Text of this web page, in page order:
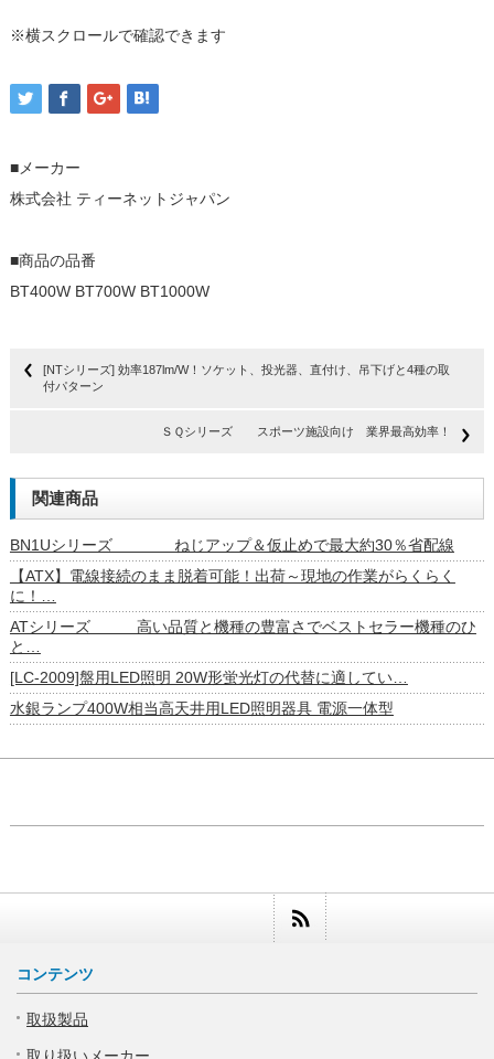
※横スクロールで確認できます
■メーカー
株式会社 ティーネットジャパン
■商品の品番
BT400W BT700W BT1000W
[NTシリーズ] 効率187lm/W！ソケット、投光器、直付け、吊下げと4種の取
付パターン
ＳＱシリーズ スポーツ施設向け 業界最高効率！
関連商品
BN1Uシリーズ ねじアップ＆仮止めで最大約30％省配線
【ATX】電線接続のまま脱着可能！出荷～現地の作業がらくらく
に！…
ATシリーズ 高い品質と機種の豊富さでベストセラー機種のひ
と…
[LC-2009]盤用LED照明 20W形蛍光灯の代替に適してい…
水銀ランプ400W相当高天井用LED照明器具 電源一体型
コンテンツ
取扱製品